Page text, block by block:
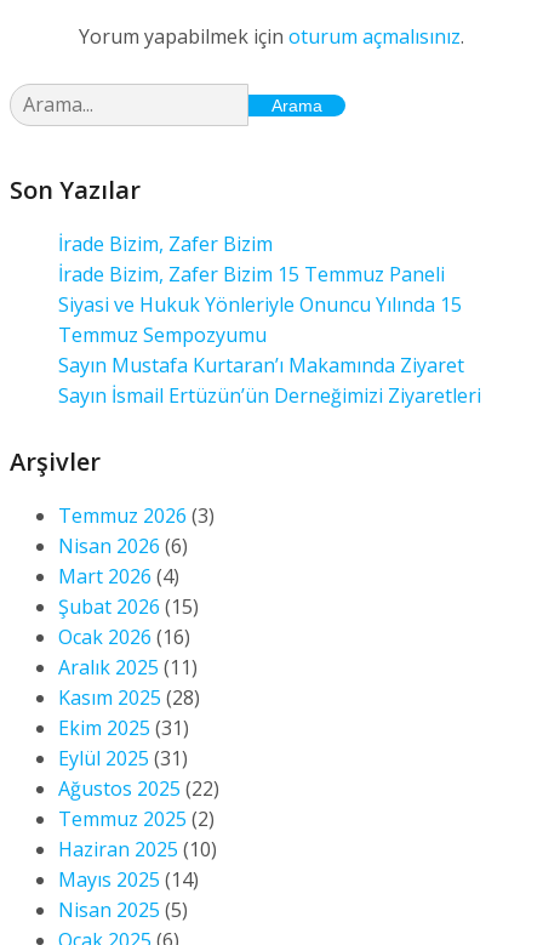
Yorum yapabilmek için oturum açmalısınız.
Arama
Son Yazılar
İrade Bizim, Zafer Bizim
İrade Bizim, Zafer Bizim 15 Temmuz Paneli
Siyasi ve Hukuk Yönleriyle Onuncu Yılında 15
Temmuz Sempozyumu
Sayın Mustafa Kurtaran’ı Makamında Ziyaret
Sayın İsmail Ertüzün’ün Derneğimizi Ziyaretleri
Arşivler
Temmuz 2026 (3)
Nisan 2026 (6)
Mart 2026 (4)
Şubat 2026 (15)
Ocak 2026 (16)
Aralık 2025 (11)
Kasım 2025 (28)
Ekim 2025 (31)
Eylül 2025 (31)
Ağustos 2025 (22)
Temmuz 2025 (2)
Haziran 2025 (10)
Mayıs 2025 (14)
Nisan 2025 (5)